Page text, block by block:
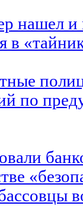
нашел
по